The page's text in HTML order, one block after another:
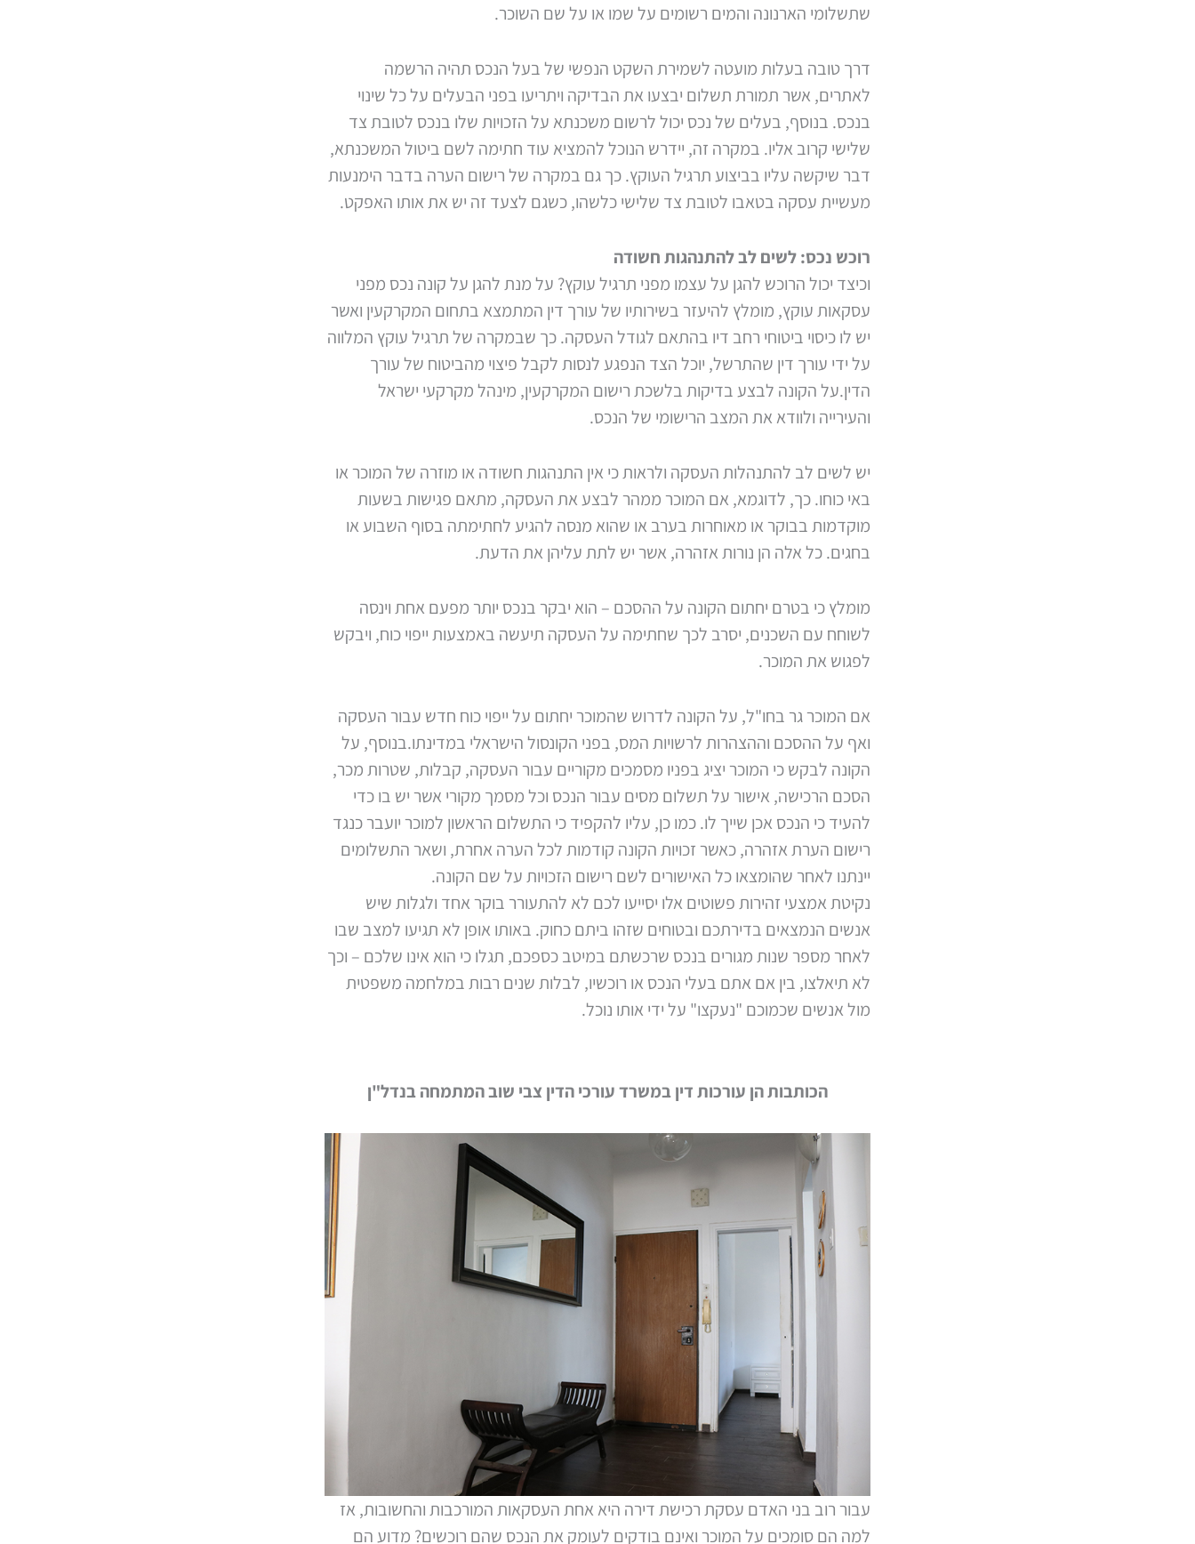
שתשלומי הארנונה והמים רשומים על שמו או על שם השוכר.
דרך טובה בעלות מועטה לשמירת השקט הנפשי של בעל הנכס תהיה הרשמה
לאתרים, אשר תמורת תשלום יבצעו את הבדיקה ויתריעו בפני הבעלים על כל שינוי
בנכס. בנוסף, בעלים של נכס יכול לרשום משכנתא על הזכויות שלו בנכס לטובת צד
שלישי קרוב אליו. במקרה זה, יידרש הנוכל להמציא עוד חתימה לשם ביטול המשכנתא,
דבר שיקשה עליו בביצוע תרגיל העוקץ. כך גם במקרה של רישום הערה בדבר הימנעות
מעשיית עסקה בטאבו לטובת צד שלישי כלשהו, כשגם לצעד זה יש את אותו האפקט.
רוכש נכס: לשים לב להתנהגות חשודה
וכיצד יכול הרוכש להגן על עצמו מפני תרגיל עוקץ? על מנת להגן על קונה נכס מפני
עסקאות עוקץ, מומלץ להיעזר בשירותיו של עורך דין המתמצא בתחום המקרקעין ואשר
יש לו כיסוי ביטוחי רחב דיו בהתאם לגודל העסקה. כך שבמקרה של תרגיל עוקץ המלווה
על ידי עורך דין שהתרשל, יוכל הצד הנפגע לנסות לקבל פיצוי מהביטוח של עורך
הדין.על הקונה לבצע בדיקות בלשכת רישום המקרקעין, מינהל מקרקעי ישראל
והעירייה ולוודא את המצב הרישומי של הנכס.
יש לשים לב להתנהלות העסקה ולראות כי אין התנהגות חשודה או מוזרה של המוכר או
באי כוחו. כך, לדוגמא, אם המוכר ממהר לבצע את העסקה, מתאם פגישות בשעות
מוקדמות בבוקר או מאוחרות בערב או שהוא מנסה להגיע לחתימתה בסוף השבוע או
בחגים. כל אלה הן נורות אזהרה, אשר יש לתת עליהן את הדעת.
מומלץ כי בטרם יחתום הקונה על ההסכם – הוא יבקר בנכס יותר מפעם אחת וינסה
לשוחח עם השכנים, יסרב לכך שחתימה על העסקה תיעשה באמצעות ייפוי כוח, ויבקש
לפגוש את המוכר.
אם המוכר גר בחו"ל, על הקונה לדרוש שהמוכר יחתום על ייפוי כוח חדש עבור העסקה
ואף על ההסכם וההצהרות לרשויות המס, בפני הקונסול הישראלי במדינתו.בנוסף, על
הקונה לבקש כי המוכר יציג בפניו מסמכים מקוריים עבור העסקה, קבלות, שטרות מכר,
הסכם הרכישה, אישור על תשלום מסים עבור הנכס וכל מסמך מקורי אשר יש בו כדי
להעיד כי הנכס אכן שייך לו. כמו כן, עליו להקפיד כי התשלום הראשון למוכר יועבר כנגד
רישום הערת אזהרה, כאשר זכויות הקונה קודמות לכל הערה אחרת, ושאר התשלומים
יינתנו לאחר שהומצאו כל האישורים לשם רישום הזכויות על שם הקונה.
נקיטת אמצעי זהירות פשוטים אלו יסייעו לכם לא להתעורר בוקר אחד ולגלות שיש
אנשים הנמצאים בדירתכם ובטוחים שזהו ביתם כחוק. באותו אופן לא תגיעו למצב שבו
לאחר מספר שנות מגורים בנכס שרכשתם במיטב כספכם, תגלו כי הוא אינו שלכם – וכך
לא תיאלצו, בין אם אתם בעלי הנכס או רוכשיו, לבלות שנים רבות במלחמה משפטית
מול אנשים שכמוכם "נעקצו" על ידי אותו נוכל.
הכותבות הן עורכות דין במשרד עורכי הדין צבי שוב המתמחה בנדל"ן
עבור רוב בני האדם עסקת רכישת דירה היא אחת העסקאות המורכבות והחשובות, אז
למה הם סומכים על המוכר ואינם בודקים לעומק את הנכס שהם רוכשים? מדוע הם